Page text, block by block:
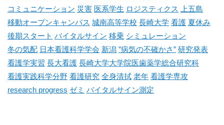
コミュニケーション 災害 医系学生 ロジスティクス
上五島
移動オープンキャンパス 城南高等学校 長崎大学 看護 夏休み
後期スタート バイタルサイン 移乗 シミュレーション
冬の気配 日本看護科学学会 新潟 ”病気の不確かさ” 研究発表
看護学実習 長大看護 長崎大学大学院医歯薬学総合研究科
看護実践科学分野 看護研究 全身清拭 老年 看護学専攻
research progress ゼミ バイタルサイン測定